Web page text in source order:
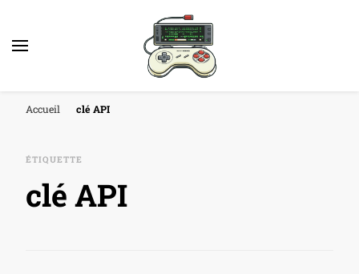
Accueil clé API
ÉTIQUETTE
clé API